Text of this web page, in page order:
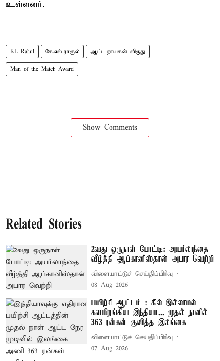
உள்ளனர்.
KL Rahul கே.எல்.ராகுல் ஆட்ட நாயகன் விருது
Man of the Match Award
Show Comments
Related Stories
2வது ஒருநாள் போட்டி: அயர்லாந்தை
வீழ்த்தி ஆப்கானிஸ்தான் அபார வெற்றி
விளையாட்டுச் செய்திப்பிரிவு
08 Aug 2026
பயிற்சி ஆட்டம் : கில் இல்லாமல்
களமிறங்கிய இந்தியா... முதல் நாளில்
363 ரன்கள் குவித்த இலங்கை
விளையாட்டுச் செய்திப்பிரிவு
07 Aug 2026